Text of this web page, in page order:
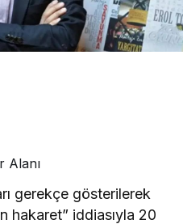
Alanı
gerekçe gösterilerek
hakaret” iddiasıyla 20